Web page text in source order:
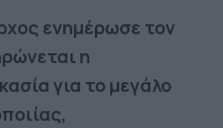
ενημέρωσε τον
η
για το μεγάλο